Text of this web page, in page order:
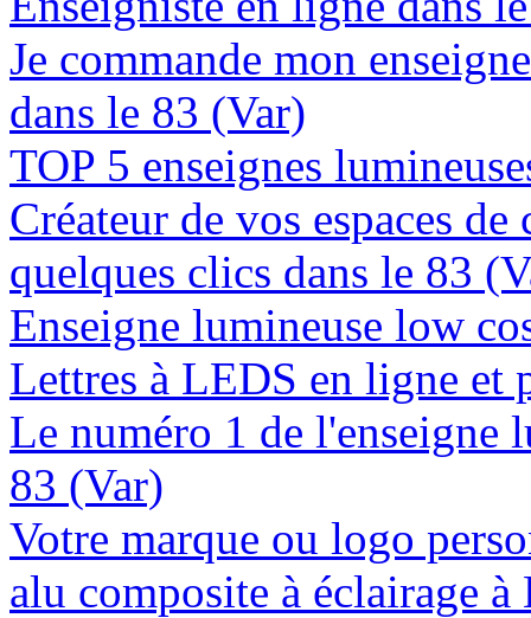
Je commande mon
dans le 83 (Var)
TOP 5 enseignes
Créateur de vos espaces
quelques clics dans le 83
Enseigne lumineuse low
Lettres à LEDS en ligne et
Le numéro 1 de l'enseigne
83 (Var)
Votre marque ou logo
alu composite à éclairage